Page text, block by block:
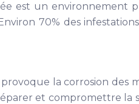
est un
70% des
la corrosion
et compromettre